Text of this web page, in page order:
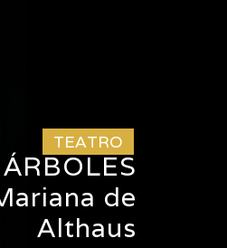
TEATRO
de
Althaus